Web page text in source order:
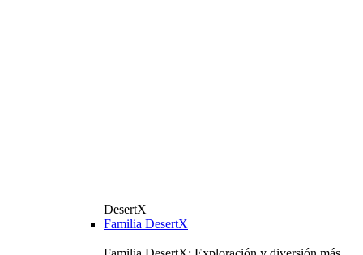
DesertX
Familia DesertX